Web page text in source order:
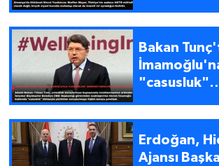
Bakan
"casusluk"
Erdoğan,
Ajansı